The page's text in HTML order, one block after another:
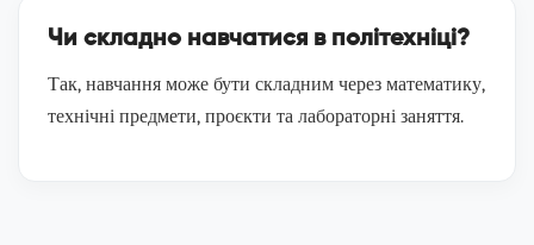
Чи складно навчатися в політехніці?
Так, навчання може бути складним через математику,
технічні предмети, проєкти та лабораторні заняття.